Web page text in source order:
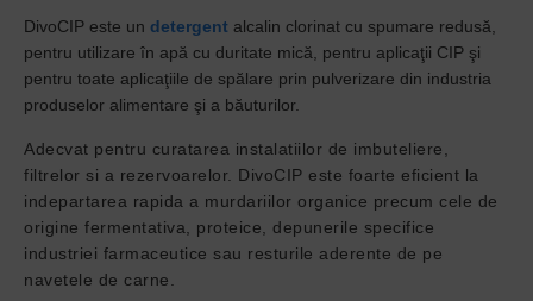
DivoCIP este un detergent alcalin clorinat cu spumare redusă,
pentru utilizare în apă cu duritate mică, pentru aplicaţii CIP şi
pentru toate aplicaţiile de spălare prin pulverizare din industria
produselor alimentare şi a băuturilor.
Adecvat pentru curatarea instalatiilor de imbuteliere,
filtrelor si a rezervoarelor. DivoCIP este foarte eficient la
indepartarea rapida a murdariilor organice precum cele de
origine fermentativa, proteice, depunerile specifice
industriei farmaceutice sau resturile aderente de pe
navetele de carne.